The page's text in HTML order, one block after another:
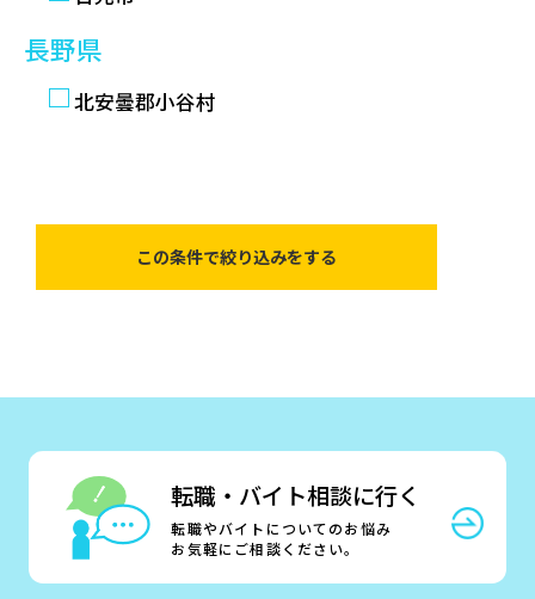
長野県
北安曇郡小谷村
転職・バイト相談に行く
転職やバイトについてのお悩み
お気軽にご相談ください。